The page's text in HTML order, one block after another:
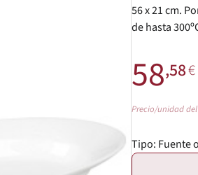
56 x 21 cm.
de hasta
58,58€
Precio/unidad
Tipo: Fuente